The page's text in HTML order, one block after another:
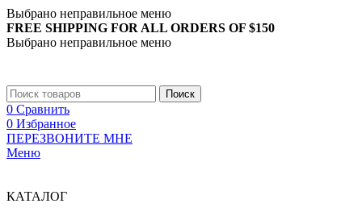
Выбрано неправильное меню
FREE SHIPPING FOR ALL ORDERS OF $150
Выбрано неправильное меню
Поиск
0 Сравнить
0 Избранное
ПЕРЕЗВОНИТЕ МНЕ
Меню
КАТАЛОГ